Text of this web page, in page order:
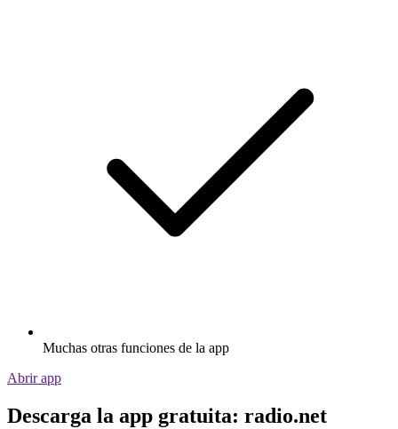
Muchas otras funciones de la app
Abrir app
Descarga la app gratuita: radio.net